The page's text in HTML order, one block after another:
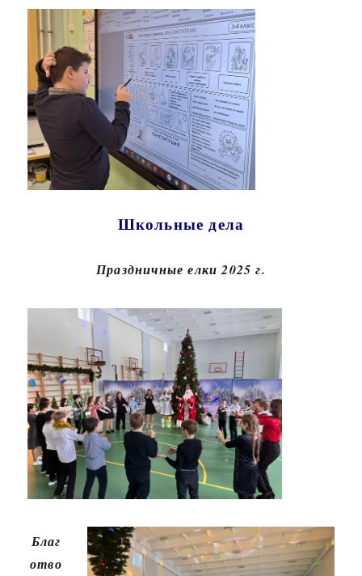
Школьные дела
Праздничные елки 2025 г.
Благ
отво